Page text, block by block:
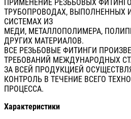
ПРИМЕНЕНИЕ РЕЗЬБОВЫХ
ТРУБОПРОВОДАХ, ВЫПОЛНЕННЫХ
СИСТЕМАХ ИЗ
МЕДИ, МЕТАЛЛОПОЛИМЕРА,
ДРУГИХ МАТЕРИАЛОВ.
ВСЕ РЕЗЬБОВЫЕ ФИТИНГИ
ТРЕБОВАНИЙ МЕЖДУНАРОДНЫХ
ЗА ВСЕЙ ПРОДУКЦИЕЙ
КОНТРОЛЬ В ТЕЧЕНИЕ ВСЕГО
ПРОЦЕССА.
Характеристики